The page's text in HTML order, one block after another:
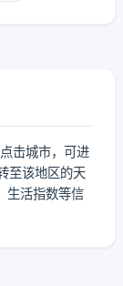
击城市，可进
至该地区的天
生活指数等信